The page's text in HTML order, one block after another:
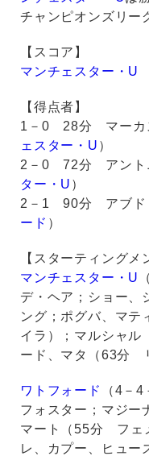
チャンピオンズリー
【スコア】
マンチェスター・U
【得点者】
1－0 28分 マーカ
ェスター・U ）
2－0 72分 アント
ター・U ）
2－1 90分 アブド
ード ）
【スターティングメ
マンチェスター・U
デ・ヘア；ショー、
ング；ポグバ、マ
イラ）；マルシャ
ード、マタ（63分
ワトフォード
（4－4
フォスター；マジー
マート（55分 フェ
レ、カプー、ヒュ